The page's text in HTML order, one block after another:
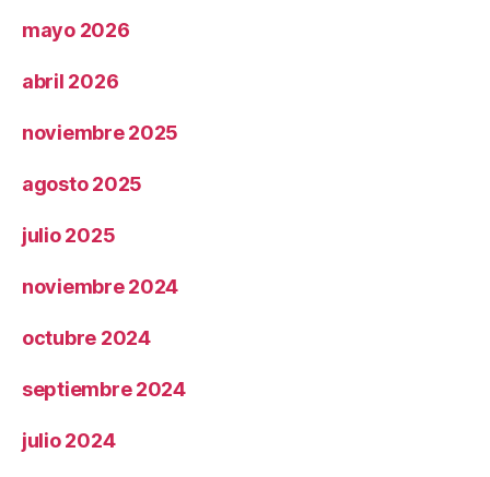
mayo 2026
abril 2026
noviembre 2025
agosto 2025
julio 2025
noviembre 2024
octubre 2024
septiembre 2024
julio 2024